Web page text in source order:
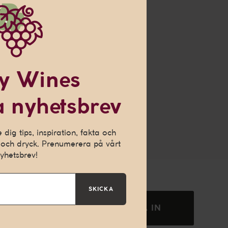
SKICKA IN
Wines
nyhetsbrev
tips, inspiration, fakta och
dryck. Prenumerera på vårt
SKICKA
ge dig en
för att kunna